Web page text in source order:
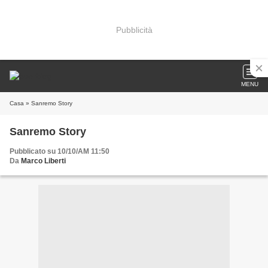
Pubblicità
MENU
Casa » Sanremo Story
Sanremo Story
Pubblicato su 10/10/AM 11:50
Da Marco Liberti